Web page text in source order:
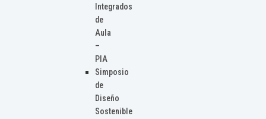
Integrados
de
Aula
–
PIA
Simposio
de
Diseño
Sostenible